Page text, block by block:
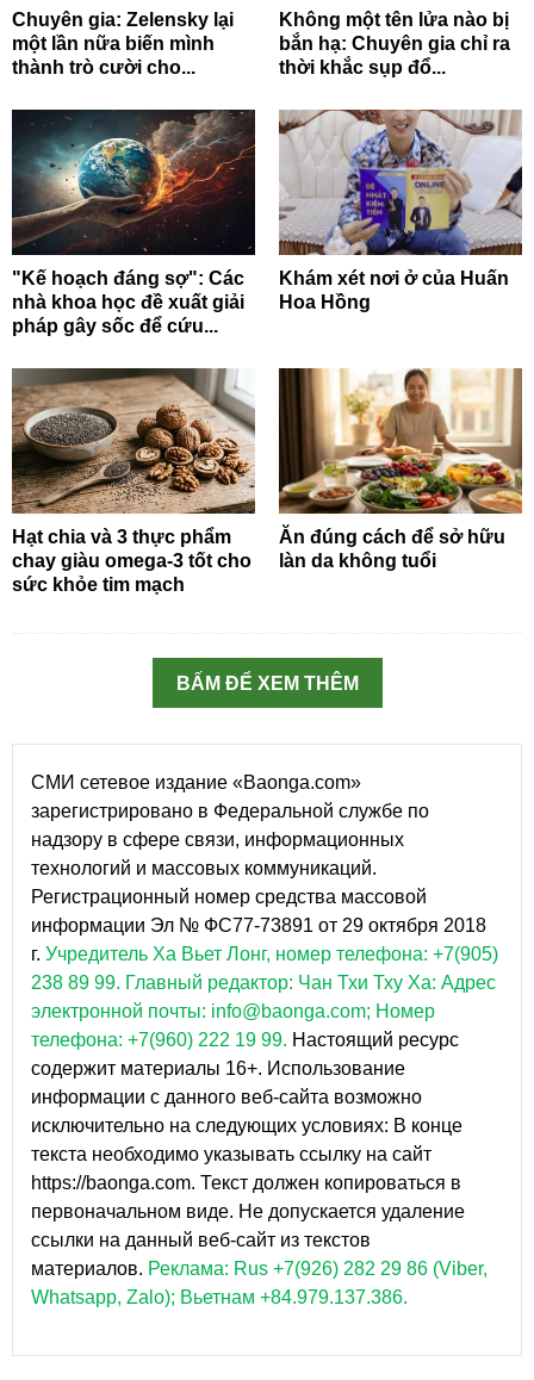
Chuyên gia: Zelensky lại
một lần nữa biến mình
thành trò cười cho...
Không một tên lửa nào bị
bắn hạ: Chuyên gia chỉ ra
thời khắc sụp đổ...
"Kế hoạch đáng sợ": Các
nhà khoa học đề xuất giải
pháp gây sốc để cứu...
Khám xét nơi ở của Huấn
Hoa Hồng
Hạt chia và 3 thực phẩm
chay giàu omega-3 tốt cho
sức khỏe tim mạch
Ăn đúng cách để sở hữu
làn da không tuổi
BẤM ĐỂ XEM THÊM
СМИ сетевое издание «Baonga.com»
зарегистрировано в Федеральной службе по
надзору в сфере связи, информационных
технологий и массовых коммуникаций.
Регистрационный номер средства массовой
информации Эл № ФС77-73891 от 29 октября 2018
г. Учредитель Ха Вьет Лонг, номер телефона: +7(905)
238 89 99. Главный редактор: Чан Тхи Тху Ха: Адрес
электронной почты: info@baonga.com; Номер
телефона: +7(960) 222 19 99. Настоящий ресурс
содержит материалы 16+. Использование
информации с данного веб-сайта возможно
исключительно на следующих условиях: В конце
текста необходимо указывать ссылку на сайт
https://baonga.com. Текст должен копироваться в
первоначальном виде. Не допускается удаление
ссылки на данный веб-сайт из текстов
материалов. Реклама: Rus +7(926) 282 29 86 (Viber,
Whatsapp, Zalo); Вьетнам +84.979.137.386.